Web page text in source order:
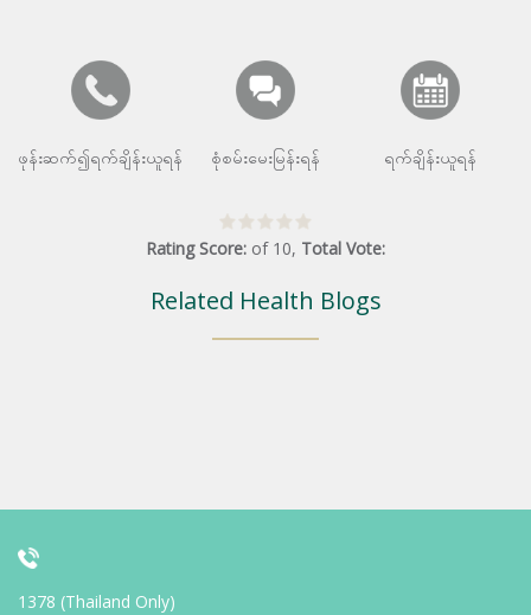
ဖုန်းဆက်၍ရက်ချိန်းယူရန် စုံစမ်းမေးမြန်းရန် ရက်ချိန်းယူရန်
Rating Score: of 10, Total Vote:
Related Health Blogs
1378 (Thailand Only)